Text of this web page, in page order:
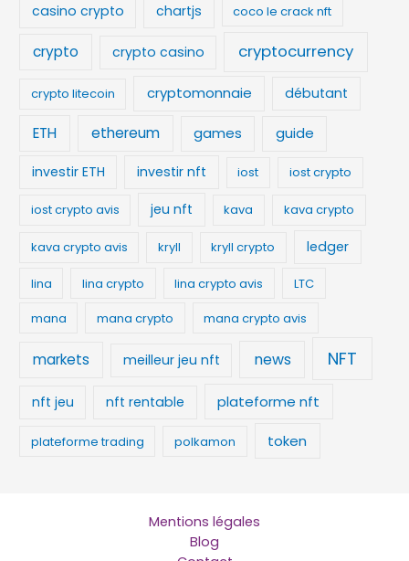
casino crypto chartjs coco le crack nft
crypto crypto casino cryptocurrency
crypto litecoin cryptomonnaie débutant
ETH ethereum games guide
investir ETH investir nft iost iost crypto
iost crypto avis jeu nft kava kava crypto
kava crypto avis kryll kryll crypto ledger
lina lina crypto lina crypto avis
LTC
mana
mana crypto mana crypto avis
markets meilleur jeu nft news NFT
nft jeu nft rentable plateforme nft
plateforme trading polkamon token
Mentions légales
Blog